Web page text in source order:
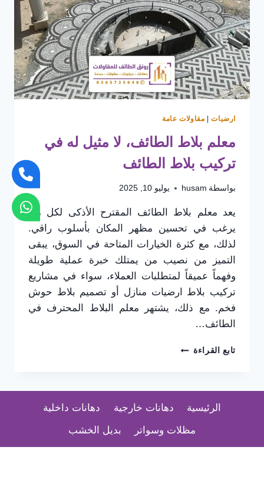
أضرار
ارضيات| مقاولات عامة
معلم بلاط الطائف، لا مثيل له في
تركيب بلاط الطائف
بواسطة husam يوليو 10, 2025
يعد معلم بلاط الطائف المقترح الأذكى لكل من
يرغب في تحسين مظهر المكان بأسلوب راقي.
لذلك، مع كثرة الخيارات المتاحة في السوق، يبقى
التميز من نصيب من يمتلك خبرة عملية طويلة
وفهماً عميقاً لمتطلبات العملاء، سواء في مشاريع
تركيب بلاط ارضيات منازل أو تصميم بلاط حوش
فخم. مع ذلك، يشتهر معلم البلاط المحترف في
الطائف…
تابع القراءة معلم
له
تركيب
بلاط
الرئيسية دهانات خارجية
دهانات داخلية
مظلات وسواتر
بديل الخشب